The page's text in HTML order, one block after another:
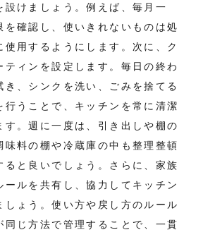
設けましょう。例えば、毎月一
を確認し、使いきれないものは処
使用するようにします。次に、ク
ティンを設定します。毎日の終わ
き、シンクを洗い、ごみを捨てる
行うことで、キッチンを常に清潔
す。週に一度は、引き出しや棚の
味料の棚や冷蔵庫の中も整理整頓
ると良いでしょう。さらに、家族
ールを共有し、協力してキッチン
しょう。使い方や戻し方のルール
同じ方法で管理することで、一貫